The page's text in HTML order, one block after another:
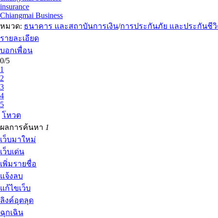
insurance
Chiangmai Business
หมวด: ธนาคาร และสถาบันการเงิน/การประกันภัย และประกันชี
รายละเอียด
บอกเพื่อน
0/5
1
2
3
4
5
โหวต
ผลการค้นหา 1
เว็บมาใหม่
เว็บเด่น
เพิ่มรายชื่อ
แจ้งลบ
แก้ไขเว็บ
ลิงค์อุตลุด
ฉุกเฉิน